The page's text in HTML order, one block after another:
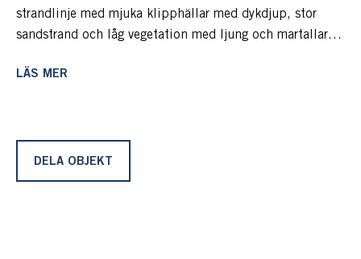
strandlinje med mjuka klipphällar med dykdjup, stor
sandstrand och låg vegetation med ljung och martallar
Byggnationen är äldre med renoveringsbehov och med
med sovrum, sjöbod med bastu, flera bodar och bergfast
brygga med segelbåtsdjup och plats för flera båtar.
LÄS MER
DELA OBJEKT